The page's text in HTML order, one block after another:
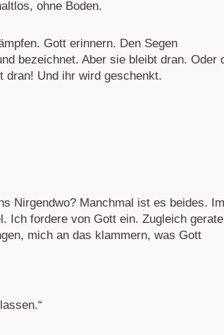
ohne Boden.
Gott erinnern. Den Segen
bezeichnet. Aber sie bleibt dran. Oder
dran! Und ihr wird geschenkt.
Nirgendwo? Manchmal ist es beides. Im
Ich fordere von Gott ein. Zugleich
mich an das klammern, was Gott